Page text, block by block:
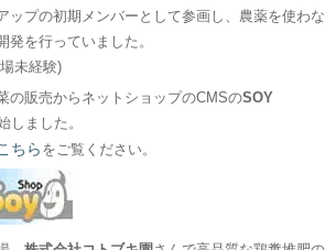
ップの初期メンバーとして参画し、農薬を使わな
発を行っていました。
未経験)
の販売からネットショップのCMSのSOY
しました。
ちら をご覧ください。